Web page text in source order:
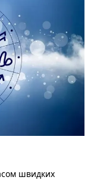
швидких